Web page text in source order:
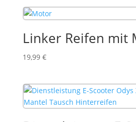
44,99 €
Linker Reifen mit
19,99 €